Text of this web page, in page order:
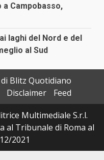
Campobasso,
laghi del Nord e del
al Sud
Blitz Quotidiano
Disclaimer
Feed
Multimediale S.r.l.
al Tribunale di Roma al
2021